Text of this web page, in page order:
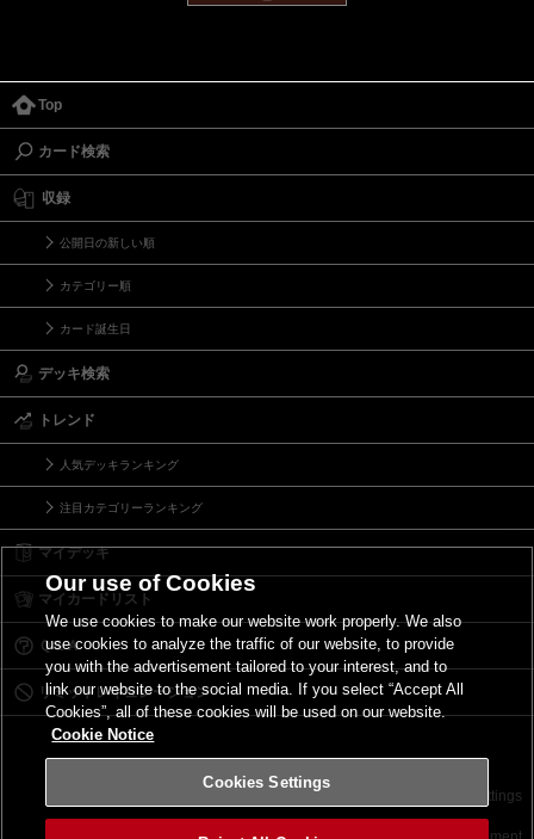
Top
カード検索
収録
公開日の新しい順
カテゴリー順
カード誕生日
デッキ検索
トレンド
人気デッキランキング
注目カテゴリーランキング
マイデッキ
マイカードリスト
Ｑ＆Ａ
リミットレギュレーション
サイトポリシー Cookies Settings
Our use of Cookies
We use cookies to make our website work properly. We also
use cookies to analyze the traffic of our website, to provide
you with the advertisement tailored to your interest, and to
link our website to the social media. If you select “Accept All
Cookies”, all of these cookies will be used on our website.
Cookie Notice
Cookies Settings